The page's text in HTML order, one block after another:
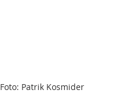
Foto: Patrik Kosmider